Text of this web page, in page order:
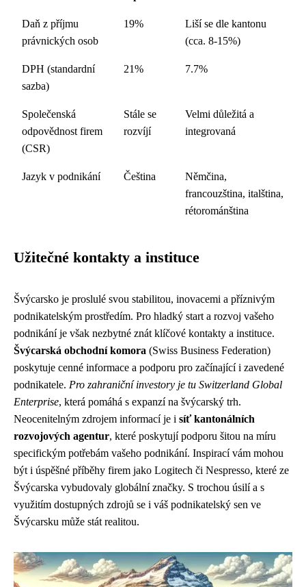
Daň z příjmu
právnických osob
19%
Liší se dle kantonu
(cca. 8-15%)
DPH (standardní
sazba)
21% 7.7%
Společenská
odpovědnost firem
(CSR)
Stále se
rozvíjí
Velmi důležitá a
integrovaná
Jazyk v podnikání Čeština
Němčina,
francouzština, italština,
rétorománština
Užitečné kontakty a instituce
Švýcarsko je proslulé svou stabilitou, inovacemi a příznivým
podnikatelským prostředím. Pro hladký start a rozvoj vašeho
podnikání je však nezbytné znát klíčové kontakty a instituce.
Švýcarská obchodní komora (Swiss Business Federation)
poskytuje cenné informace a podporu pro začínající i zavedené
podnikatele. Pro zahraniční investory je tu Switzerland Global
Enterprise, která pomáhá s expanzí na švýcarský trh.
Neocenitelným zdrojem informací je i síť kantonálních
rozvojových agentur, které poskytují podporu šitou na míru
specifickým potřebám vašeho podnikání. Inspirací vám mohou
být i úspěšné příběhy firem jako Logitech či Nespresso, které ze
Švýcarska vybudovaly globální značky. S trochou úsilí a s
využitím dostupných zdrojů se i váš podnikatelský sen ve
Švýcarsku může stát realitou.